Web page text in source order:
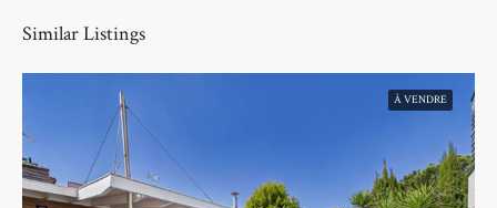
Similar Listings
À VENDRE